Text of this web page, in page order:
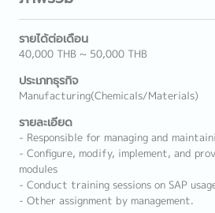
รายได้ต่อเดือน
40,000 THB ~ 50,000 THB
ประเภทธุรกิจ
Manufacturing(Chemicals/Materials)
รายละเอียด
- Responsible for managing and
- Configure, modify, implement, and
modules
- Conduct training sessions on SAP
- Other assignment by management.